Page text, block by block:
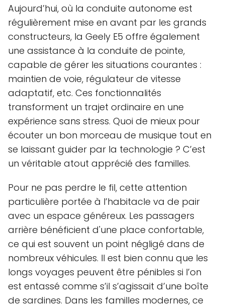
Aujourd’hui, où la conduite autonome est
régulièrement mise en avant par les grands
constructeurs, la Geely E5 offre également
une assistance à la conduite de pointe,
capable de gérer les situations courantes :
maintien de voie, régulateur de vitesse
adaptatif, etc. Ces fonctionnalités
transforment un trajet ordinaire en une
expérience sans stress. Quoi de mieux pour
écouter un bon morceau de musique tout en
se laissant guider par la technologie ? C’est
un véritable atout apprécié des familles.
Pour ne pas perdre le fil, cette attention
particulière portée à l’habitacle va de pair
avec un espace généreux. Les passagers
arrière bénéficient d'une place confortable,
ce qui est souvent un point négligé dans de
nombreux véhicules. Il est bien connu que les
longs voyages peuvent être pénibles si l’on
est entassé comme s’il s’agissait d’une boîte
de sardines. Dans les familles modernes, ce